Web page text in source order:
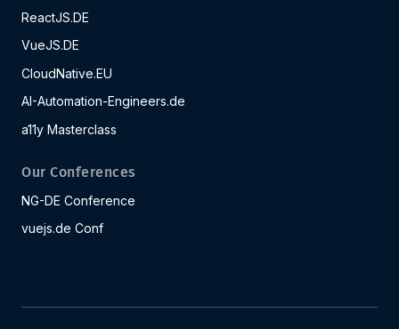
ReactJS.DE
VueJS.DE
CloudNative.EU
AI-Automation-Engineers.de
a11y Masterclass
Our Conferences
NG-DE Conference
vuejs.de Conf